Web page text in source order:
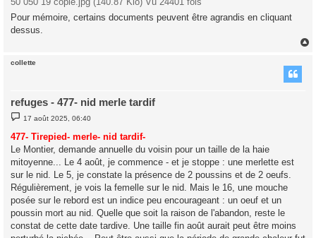
Pour mémoire, certains documents peuvent être agrandis en cliquant
dessus.
collette
refuges - 477- nid merle tardif
M
s
s
a
g
e
17 août 2025, 06:40
477- Tirepied- merle- nid tardif-
Le Montier, demande annuelle du voisin pour un taille de la haie
mitoyenne... Le 4 août, je commence - et je stoppe : une merlette est
sur le nid. Le 5, je constate la présence de 2 poussins et de 2 oeufs.
Régulièrement, je vois la femelle sur le nid. Mais le 16, une mouche
posée sur le rebord est un indice peu encourageant : un oeuf et un
poussin mort au nid. Quelle que soit la raison de l'abandon, reste le
constat de cette date tardive. Une taille fin août aurait peut être moins